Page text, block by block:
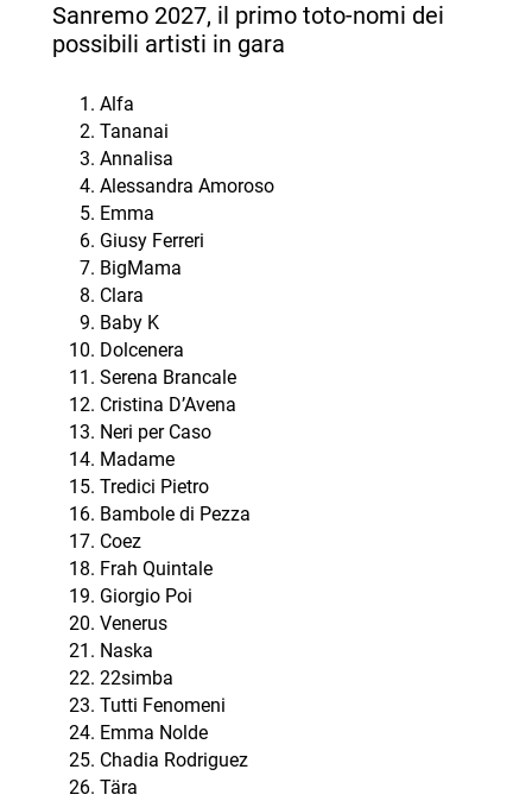
Sanremo 2027, il primo toto-nomi dei
possibili artisti in gara
Alfa
Tananai
Annalisa
Alessandra Amoroso
Emma
Giusy Ferreri
BigMama
Clara
Baby K
Dolcenera
Serena Brancale
Cristina D’Avena
Neri per Caso
Madame
Tredici Pietro
Bambole di Pezza
Coez
Frah Quintale
Giorgio Poi
Venerus
Naska
22simba
Tutti Fenomeni
Emma Nolde
Chadia Rodriguez
Tära